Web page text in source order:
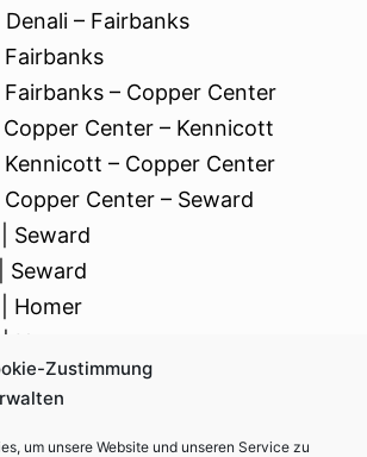
Zustimmung
um unsere Website und unseren Service zu
– Fairbanks
– Copper Center
Center – Kennicott
– Copper Center
Center – Seward
Seward
Seward
Homer
Homer
| Homer – Anchorage